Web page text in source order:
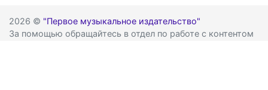
2026 © "Первое музыкальное издательство"
За помощью обращайтесь в отдел по работе с контентом